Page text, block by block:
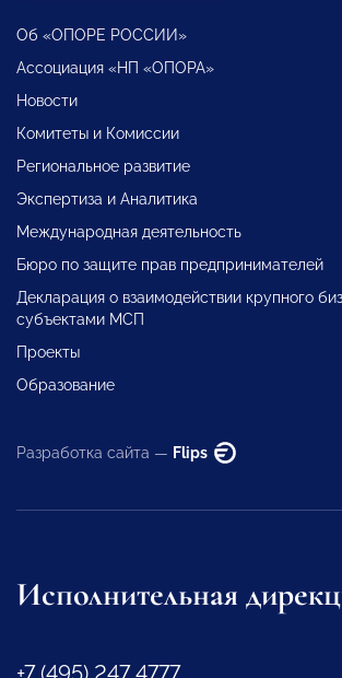
Об «ОПОРЕ РОССИИ»
Ассоциация «НП «ОПОРА»
Новости
Комитеты и Комиссии
Региональное развитие
Экспертиза и Аналитика
Международная деятельность
Бюро по защите прав предпринимателей
Декларация о взаимодействии крупного
субъектами МСП
Проекты
Образование
Разработка сайта — Flips
Исполнительная